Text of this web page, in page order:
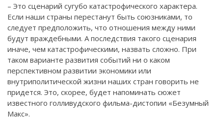
– Это сценарий сугубо катастрофического характера.
Если наши страны перестанут быть союзниками, то
следует предположить, что отношения между ними
будут враждебными. А последствия такого сценария
иначе, чем катастрофическими, назвать сложно. При
таком варианте развития событий ни о каком
перспективном развитии экономики или
внутриполитической жизни наших стран говорить не
придется. Это, скорее, будет напоминать сюжет
известного голливудского фильма-дистопии «Безумный
Макс».